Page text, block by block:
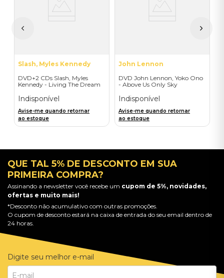
Slash, Myles Kennedy
DVD+2 CDs Slash, Myles
Kennedy - Living The Dream
Indisponível
Avise-me quando retornar
ao estoque
John Lennon
DVD John Lennon, Yoko Ono
- Above Us Only Sky
Indisponível
Avise-me quando retornar
ao estoque
QUE TAL 5% DE DESCONTO EM SUA
PRIMEIRA COMPRA?
Assinando a newsletter você recebe um cupom de 5%, novidades,
ofertas e muito mais!
*Desconto não acumulativo com outras promoções.
O cupom de desconto estará na caixa de entrada do seu email dentro de
24 horas.
Digite seu melhor e-mail